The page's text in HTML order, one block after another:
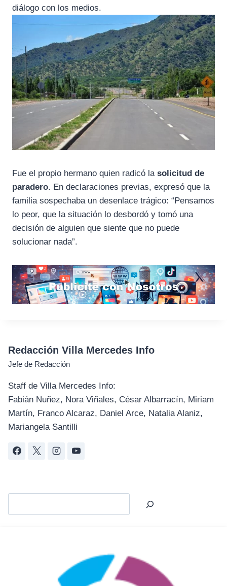
diálogo con los medios.
Fue el propio hermano quien radicó la solicitud de
paradero. En declaraciones previas, expresó que la
familia sospechaba un desenlace trágico: “Pensamos
lo peor, que la situación lo desbordó y tomó una
decisión de alguien que siente que no puede
solucionar nada”.
Redacción Villa Mercedes Info
Jefe de Redacción
Staff de Villa Mercedes Info:
Fabián Nuñez, Nora Viñales, César Albarracín, Miriam
Martín, Franco Alcaraz, Daniel Arce, Natalia Alaniz,
Mariangela Santilli